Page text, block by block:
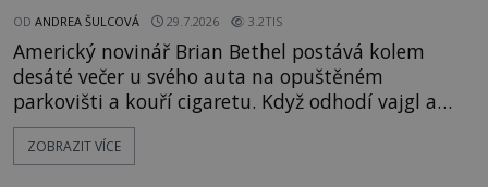
OD ANDREA ŠULCOVÁ 29.7.2026 3.2TIS
Americký novinář Brian Bethel postává kolem
desáté večer u svého auta na opuštěném
parkovišti a kouří cigaretu. Když odhodí vajgl a
chystá se nastoupit do auta, přijdou k němu dva
mladí chlapci, kterým může být okolo 14 let.
ZOBRAZIT VÍCE